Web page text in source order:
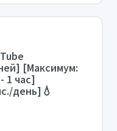
[Максимум:
1 час]
день]💧